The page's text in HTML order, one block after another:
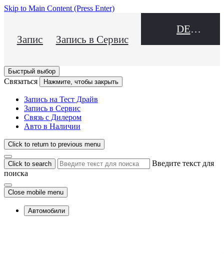
Skip to Main Content (Press Enter)
Запись на Тест Драйв
Запись в Сервис
DEALER NAME
Быстрый выбор
Связаться Нажмите, чтобы закрыть
Запись на Тест Драйв
Запись в Сервис
Связь с Дилером
Авто в Наличии
Click to return to previous menu
Click to search
Введите текст для
поиска
Close mobile menu
Автомобили